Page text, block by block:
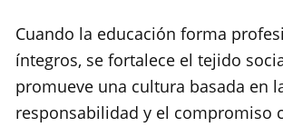
Cuando la educación forma
íntegros, se fortalece el tejido
promueve una cultura basada en
responsabilidad y el compromiso